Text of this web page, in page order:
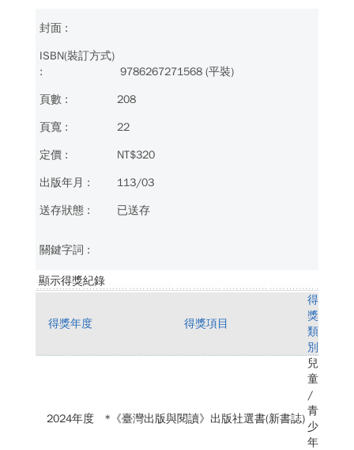
9786267271568 (平裝)
208
22
NT$320
113/03
已送存
顯示得獎紀錄
得獎年度 得獎項目
得
獎
類
別
2024年度 *《臺灣出版與閱讀》出版社選書(新書誌)
兒
童
/
青
少
年